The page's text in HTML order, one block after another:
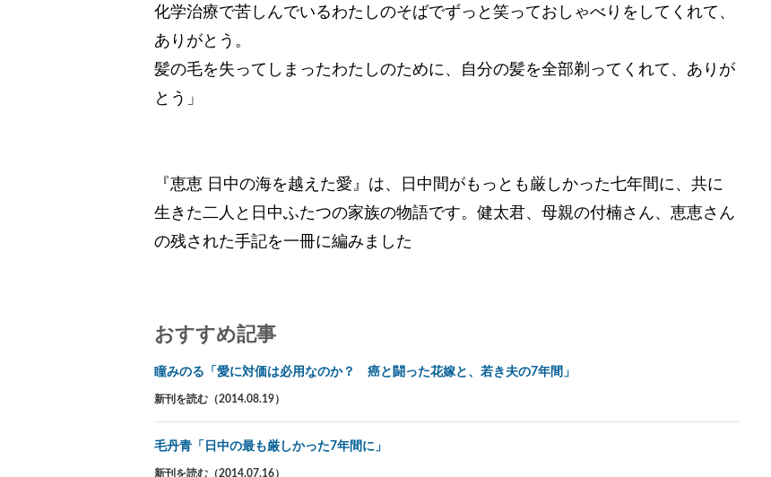
化学治療で苦しんでいるわたしのそばでずっと笑っておしゃべりをしてくれて、
ありがとう。
髪の毛を失ってしまったわたしのために、自分の髪を全部剃ってくれて、ありが
とう」
『恵恵 日中の海を越えた愛』は、日中間がもっとも厳しかった七年間に、共に
生きた二人と日中ふたつの家族の物語です。健太君、母親の付楠さん、恵恵さん
の残された手記を一冊に編みました
おすすめ記事
瞳みのる「愛に対価は必用なのか？ 癌と闘った花嫁と、若き夫の7年間」
新刊を読む（2014.08.19）
毛丹青「日中の最も厳しかった7年間に」
新刊を読む（2014.07.16）